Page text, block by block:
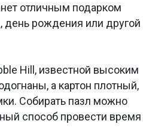
отличным подарком
день рождения или другой
Hill, известной высоким
а картон плотный,
Собирать пазл можно
способ провести время